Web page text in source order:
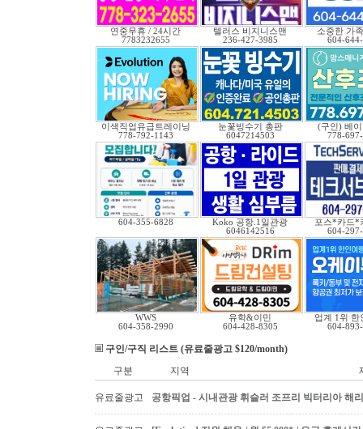
연중무휴 / 24시간
7783232655
텔러스 비지니스맨
236-427-3985
소중한 가
604-
이색직업유급트레이닝
778-792-1143
눈꽃빙수기 총판
6047214503
(구인) 베
778-
604-355-6828
Koko 공항.1일관광
6046142516
포스*카드*
604-
WWS
604-358-2990
유학&이민
604-428-8305
업계 1위 한
604-
구인/구직 리스트 (유료줄광고 $120/month)
구분
지역
유료줄광고 공항픽업 - 시내관광 휘슬러 조프리 빅터리아 해